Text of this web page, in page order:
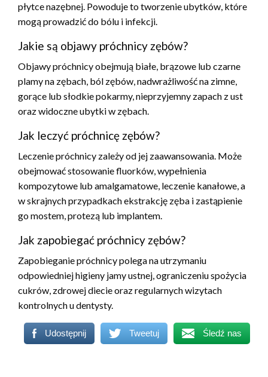
płytce nazębnej. Powoduje to tworzenie ubytków, które
mogą prowadzić do bólu i infekcji.
Jakie są objawy próchnicy zębów?
Objawy próchnicy obejmują białe, brązowe lub czarne
plamy na zębach, ból zębów, nadwrażliwość na zimne,
gorące lub słodkie pokarmy, nieprzyjemny zapach z ust
oraz widoczne ubytki w zębach.
Jak leczyć próchnicę zębów?
Leczenie próchnicy zależy od jej zaawansowania. Może
obejmować stosowanie fluorków, wypełnienia
kompozytowe lub amalgamatowe, leczenie kanałowe, a
w skrajnych przypadkach ekstrakcję zęba i zastąpienie
go mostem, protezą lub implantem.
Jak zapobiegać próchnicy zębów?
Zapobieganie próchnicy polega na utrzymaniu
odpowiedniej higieny jamy ustnej, ograniczeniu spożycia
cukrów, zdrowej diecie oraz regularnych wizytach
kontrolnych u dentysty.
Udostępnij Tweetuj Śledź nas